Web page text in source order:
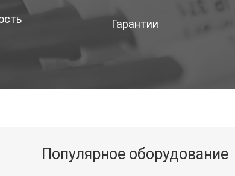
Гарантии
Популярное оборудование